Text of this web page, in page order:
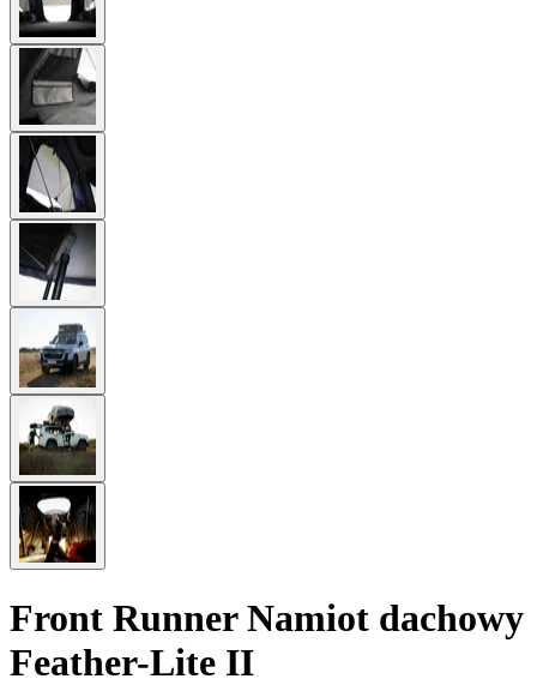
Front Runner Namiot dachowy
Feather-Lite II